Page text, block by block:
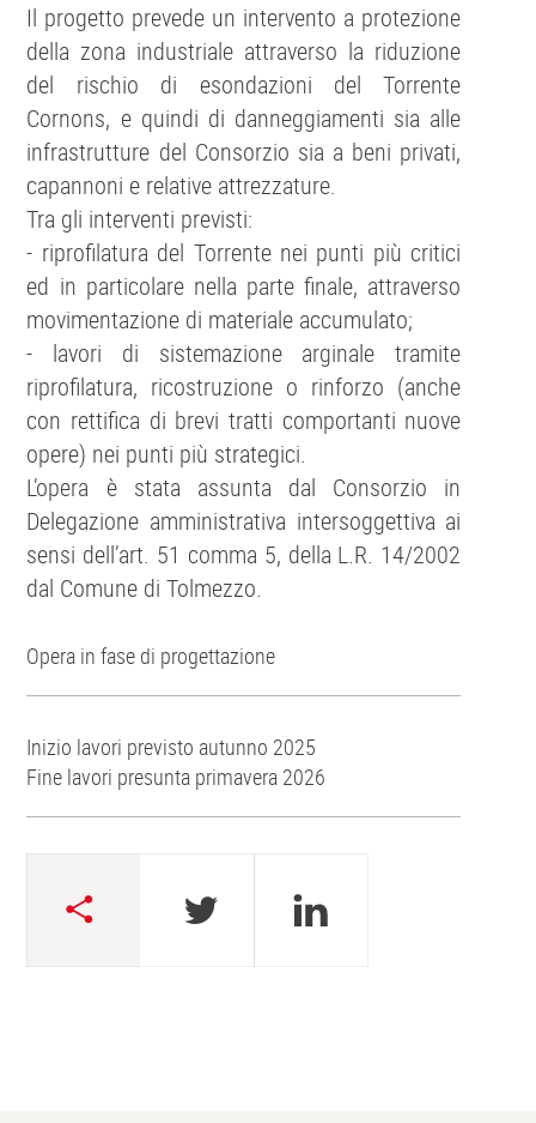
Il progetto prevede un intervento a protezione
della zona industriale attraverso la riduzione
del rischio di esondazioni del Torrente
Cornons, e quindi di danneggiamenti sia alle
infrastrutture del Consorzio sia a beni privati,
capannoni e relative attrezzature.
Tra gli interventi previsti:
- riprofilatura del Torrente nei punti più critici
ed in particolare nella parte finale, attraverso
movimentazione di materiale accumulato;
- lavori di sistemazione arginale tramite
riprofilatura, ricostruzione o rinforzo (anche
con rettifica di brevi tratti comportanti nuove
opere) nei punti più strategici.
L’opera è stata assunta dal Consorzio in
Delegazione amministrativa intersoggettiva ai
sensi dell’art. 51 comma 5, della L.R. 14/2002
dal Comune di Tolmezzo.
Opera in fase di progettazione
Inizio lavori previsto autunno 2025
Fine lavori presunta primavera 2026